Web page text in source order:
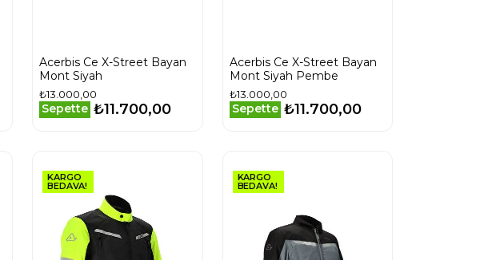
Acerbis Ce X-Street Bayan
Mont Siyah
₺13.000,00
Sepette ₺11.700,00
Acerbis Ce X-Street Bayan
Mont Siyah Pembe
₺13.000,00
Sepette ₺11.700,00
KARGO
BEDAVA!
KARGO
BEDAVA!